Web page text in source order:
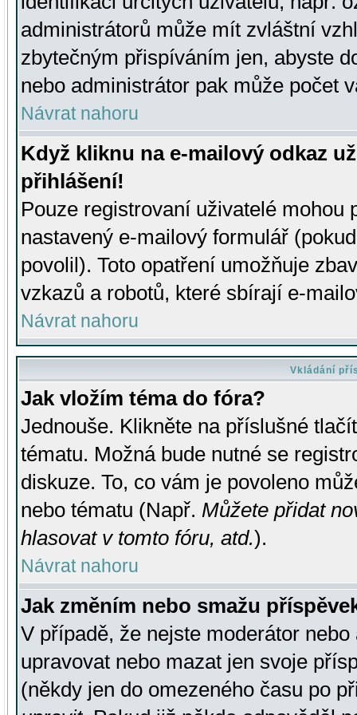
administrátorů může mít zvláštní
zbytečným přispíváním jen, abyste
nebo administrátor pak může počet
Návrat nahoru
Když kliknu na e-mailový odkaz
přihlášení!
Pouze registrovaní uživatelé mohou
nastavený e-mailový formulář
povolil). Toto opatření umožňuje
vzkazů a robotů, které sbírají e-
Návrat nahoru
Vkládání
Jak vložím téma do fóra?
Jednouše. Klikněte na příslušné
tématu. Možná bude nutné se
diskuze. To, co vám je povoleno
nebo tématu (Např. Můžete přidat
hlasovat v tomto fóru, atd.).
Návrat nahoru
Jak změním nebo smažu
V případě, že nejste moderátor
upravovat nebo mazat jen svoje
(někdy jen do omezeného času po